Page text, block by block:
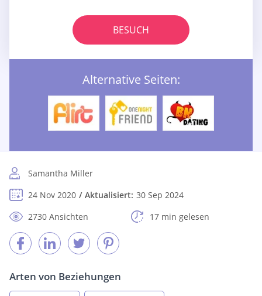
BESUCH
Alternative Seiten:
Samantha Miller
24 Nov 2020
Aktualisiert: 30 Sep 2024
2730 Ansichten
17 min gelesen
Arten von Beziehungen